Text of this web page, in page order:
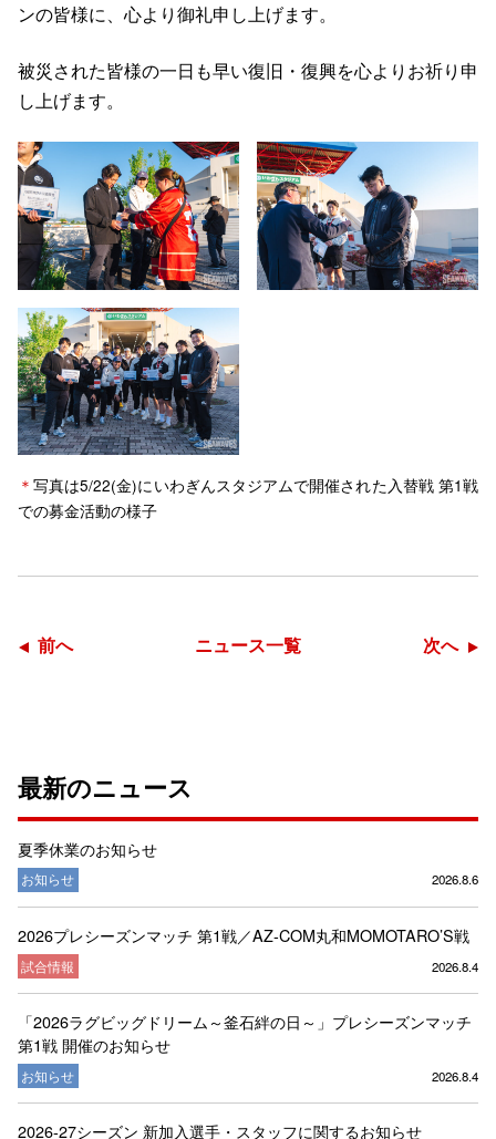
ンの皆様に、心より御礼申し上げます。
被災された皆様の一日も早い復旧・復興を心よりお祈り申
し上げます。
＊写真は5/22(金)にいわぎんスタジアムで開催された入替戦 第1戦
での募金活動の様子
前へ ニュース一覧 次へ
最新のニュース
夏季休業のお知らせ
お知らせ 2026.8.6
2026プレシーズンマッチ 第1戦／AZ-COM丸和MOMOTARO’S戦
試合情報 2026.8.4
「2026ラグビッグドリーム～釜石絆の日～」プレシーズンマッチ
第1戦 開催のお知らせ
お知らせ 2026.8.4
2026-27シーズン 新加入選手・スタッフに関するお知らせ